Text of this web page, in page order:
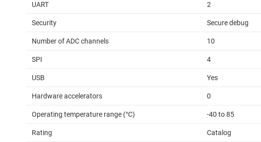
UART 2
Security Secure debug
Number of ADC channels 10
SPI 4
USB Yes
Hardware accelerators 0
Operating temperature range (°C) -40 to 85
Rating Catalog